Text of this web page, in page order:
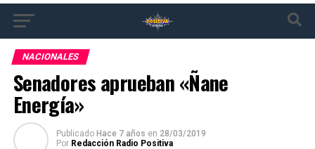
NACIONALES
Senadores aprueban «Ñane
Energía»
Publicado Hace 7 años en 28/03/2019
Por Redacción Radio Positiva